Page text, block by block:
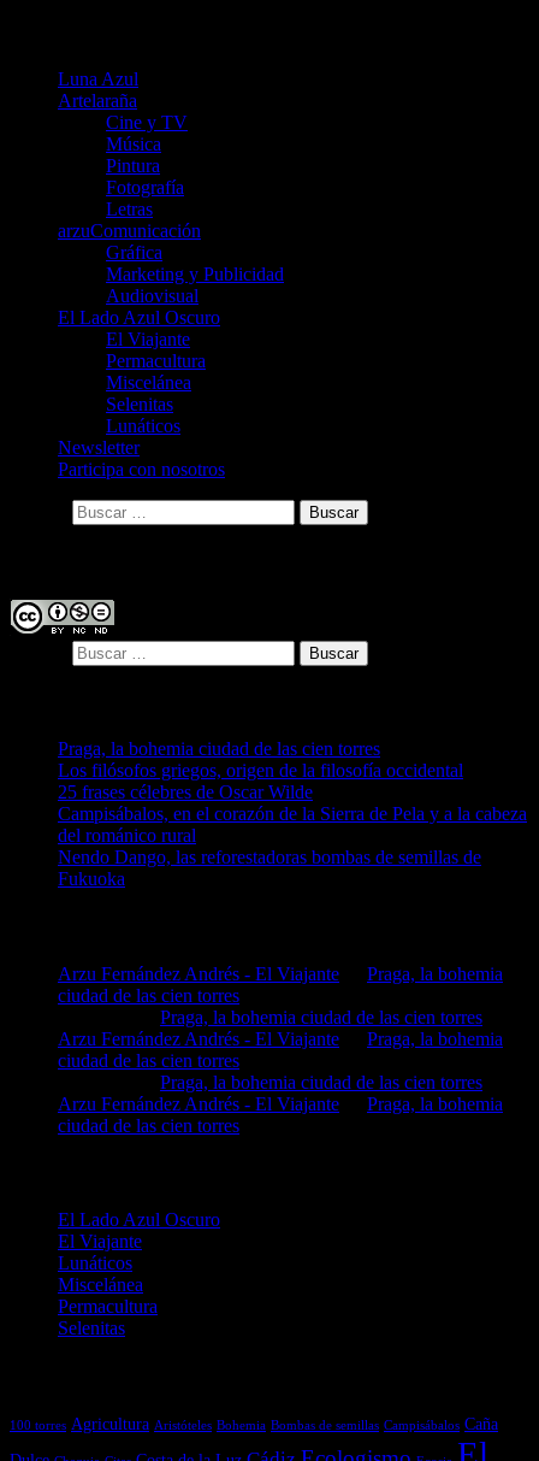
Luna Azul
Artelaraña
Cine y TV
Música
Pintura
Fotografía
Letras
arzuComunicación
Gráfica
Marketing y Publicidad
Audiovisual
El Lado Azul Oscuro
El Viajante
Permacultura
Miscelánea
Selenitas
Lunáticos
Newsletter
Participa con nosotros
Praga, la bohemia ciudad de las cien torres
Los filósofos griegos, origen de la filosofía occidental
25 frases célebres de Oscar Wilde
Campisábalos, en el corazón de la Sierra de Pela y a la cabeza
del románico rural
Nendo Dango, las reforestadoras bombas de semillas de
Fukuoka
Arzu Fernández Andrés - El Viajante
Praga, la bohemia
ciudad de las cien torres
Praga, la bohemia ciudad de las cien torres
Arzu Fernández Andrés - El Viajante
Praga, la bohemia
ciudad de las cien torres
Praga, la bohemia ciudad de las cien torres
Arzu Fernández Andrés - El Viajante
Praga, la bohemia
ciudad de las cien torres
El Lado Azul Oscuro
El Viajante
Lunáticos
Miscelánea
Permacultura
Selenitas
100 torres Agricultura Aristóteles Bohemia Bombas de semillas Campisábalos Caña